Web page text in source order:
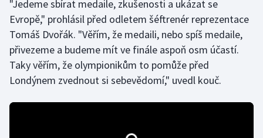
Krasobruslení
Lezení
Lyže a snowboard
"Jedeme sbírat medaile, zkušenosti a ukázat se
Evropě," prohlásil před odletem šéftrenér reprezentace
Tomáš Dvořák. "Věřím, že medaili, nebo spíš medaile,
přivezeme a budeme mít ve finále aspoň osm účastí.
Taky věřím, že olympionikům to pomůže před
Londýnem zvednout si sebevědomí," uvedl kouč.